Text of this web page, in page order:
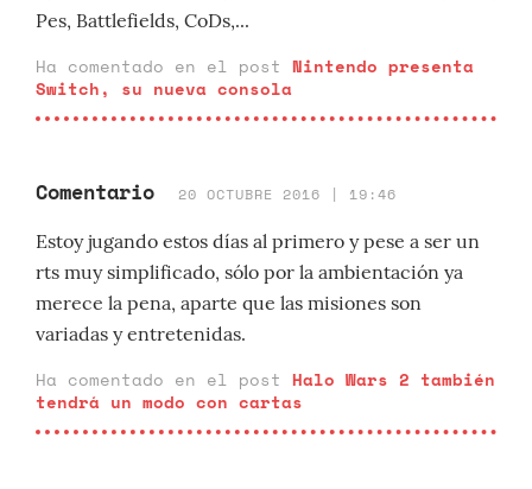
Pes, Battlefields, CoDs,...
Ha comentado en el post Nintendo presenta
Switch, su nueva consola
Comentario 20 OCTUBRE 2016 | 19:46
Estoy jugando estos días al primero y pese a ser un
rts muy simplificado, sólo por la ambientación ya
merece la pena, aparte que las misiones son
variadas y entretenidas.
Ha comentado en el post Halo Wars 2 también
tendrá un modo con cartas